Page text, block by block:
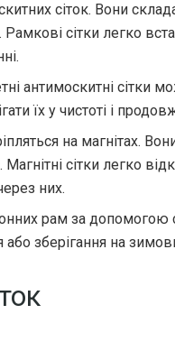
сіток. Вони
Рамкові сітки легко
антимоскитні сітки
їх у чистоті і
на магнітах.
сітки легко
них.
рам за допомогою
зберігання на